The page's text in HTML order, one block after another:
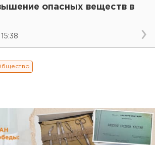
опасных веществ в